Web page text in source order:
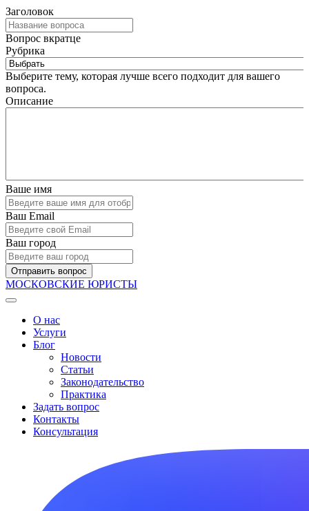
Заголовок
Вопрос вкратце
Рубрика
Выберите тему, которая лучше всего подходит для вашего
вопроса.
Описание
Ваше имя
Ваш Email
Ваш город
Отправить вопрос
МОСКОВСКИЕ ЮРИСТЫ
О нас
Услуги
Блог
Новости
Статьи
Законодательство
Практика
Задать вопрос
Контакты
Консультация